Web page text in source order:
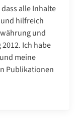
alle Inhalte
hilfreich
und
Ich habe
meine
Publikationen